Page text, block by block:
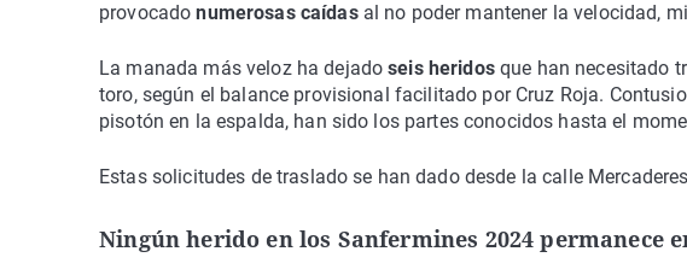
provocado numerosas caídas al no poder mantener la velocidad,
La manada más veloz ha dejadoseis heridosque han necesitado
toro, según el balance provisional facilitado por Cruz Roja.
pisotón en la espalda, han sido los partes conocidos hasta el
Estas solicitudes de traslado se han dado desde la calle
Ningún herido en los Sanfermines 2024 permanece